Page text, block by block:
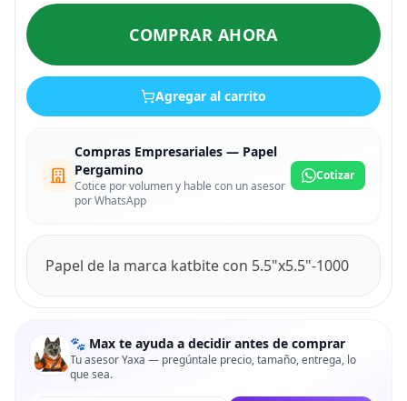
COMPRAR AHORA
Agregar al carrito
Compras Empresariales — Papel
Pergamino
Cotice por volumen y hable con un asesor
por WhatsApp
Cotizar
Papel de la marca katbite con 5.5"x5.5"-1000
🐾 Max te ayuda a decidir antes de comprar
Tu asesor Yaxa — pregúntale precio, tamaño, entrega, lo
que sea.